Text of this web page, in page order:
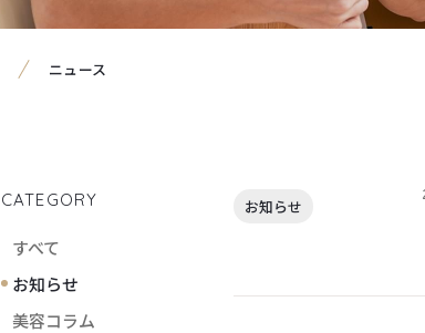
ニュース
お知らせ
CATEGORY
すべて
お知らせ
美容コラム